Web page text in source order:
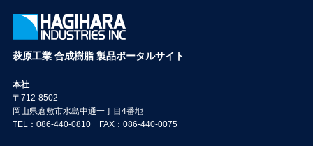
萩原工業 合成樹脂 製品ポータルサイト
本社
〒712-8502
岡山県倉敷市水島中通一丁目4番地
TEL：086-440-0810 FAX：086-440-0075